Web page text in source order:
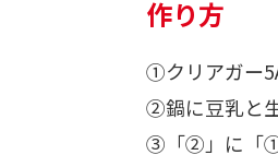
作り方
①クリアガー
②鍋に豆乳と
③「②」に「①